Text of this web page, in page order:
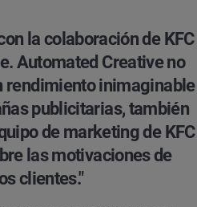
la colaboración de KFC
Automated Creative no
rendimiento inimaginable
publicitarias, también
de marketing de KFC
las motivaciones de
clientes."